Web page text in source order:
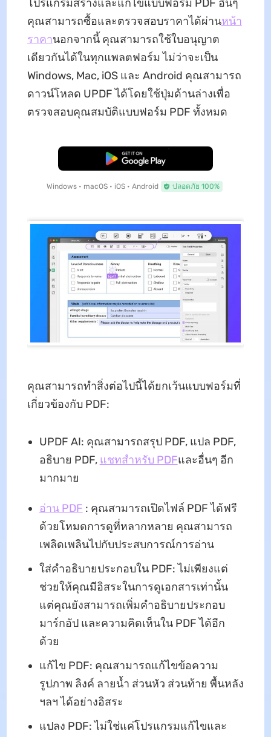
โปรแกรมสร้างและแก้ไขแบบฟอร์ม PDF อื่นๆ
คุณสามารถซื้อและตรวจสอบราคาได้ผ่านหน้า
ราคานอกจากนี้ คุณสามารถใช้ใบอนุญาต
เดียวกันได้ในทุกแพลตฟอร์ม ไม่ว่าจะเป็น
Windows, Mac, iOS และ Android คุณสามารถ
ดาวน์โหลด UPDF ได้โดยใช้ปุ่มด้านล่างเพื่อ
ตรวจสอบคุณสมบัติแบบฟอร์ม PDF ทั้งหมด
ดาวน์โหลดฟรี
Windows • macOS • iOS • Android ปลอดภัย 100%
คุณสามารถทำสิ่งต่อไปนี้ได้ยกเว้นแบบฟอร์มที่
เกี่ยวข้องกับ PDF:
UPDF AI: คุณสามารถสรุป PDF, แปล PDF,
อธิบาย PDF, แชทสำหรับ PDFและอื่นๆ อีก
มากมาย
อ่าน PDF : คุณสามารถเปิดไฟล์ PDF ได้ฟรี
ด้วยโหมดการดูที่หลากหลาย คุณสามารถ
เพลิดเพลินไปกับประสบการณ์การอ่าน
ใส่คำอธิบายประกอบใน PDF: ไม่เพียงแต่
ช่วยให้คุณมีอิสระในการดูเอกสารเท่านั้น
แต่คุณยังสามารถเพิ่มคำอธิบายประกอบ
มาร์กอัป และความคิดเห็นใน PDF ได้อีก
ด้วย
แก้ไข PDF: คุณสามารถแก้ไขข้อความ
รูปภาพ ลิงค์ ลายน้ำ ส่วนหัว ส่วนท้าย พื้นหลัง
ฯลฯ ได้อย่างอิสระ
แปลง PDF: ไม่ใช่แค่โปรแกรมแก้ไขและ